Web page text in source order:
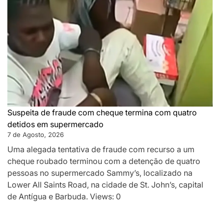
Suspeita de fraude com cheque termina com quatro
detidos em supermercado
7 de Agosto, 2026
Uma alegada tentativa de fraude com recurso a um
cheque roubado terminou com a detenção de quatro
pessoas no supermercado Sammy’s, localizado na
Lower All Saints Road, na cidade de St. John’s, capital
de Antígua e Barbuda. Views: 0